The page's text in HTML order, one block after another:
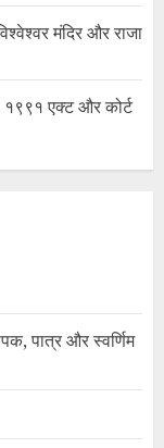
मंदिर और राजा
१९९१ एक्ट और कोर्ट
पात्र और स्वर्णिम